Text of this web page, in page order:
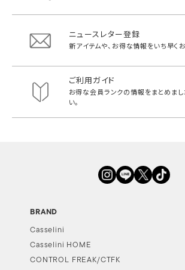
ニュースレター登録
新アイテムや、お得な情報をいち早く
ご利用ガイド
お得な会員ランクの情報をまとめまし
い。
BRAND
Casselini
Casselini HOME
CONTROL FREAK/CTFK